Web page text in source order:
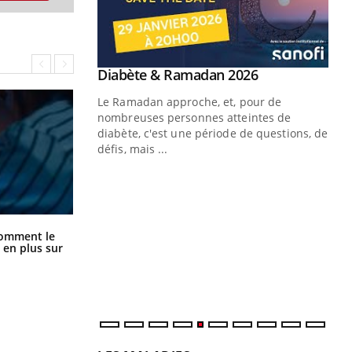
le
plus sur
Mains : se
tout nouveau
piscine,
Nos mains
Youtube
Diabète & Ramadan 2026Youtube
Le Ramadan approche, et, pour de
nombreuses personnes atteintes de
diabète, c'est une période de questions, de
défis, mais ...